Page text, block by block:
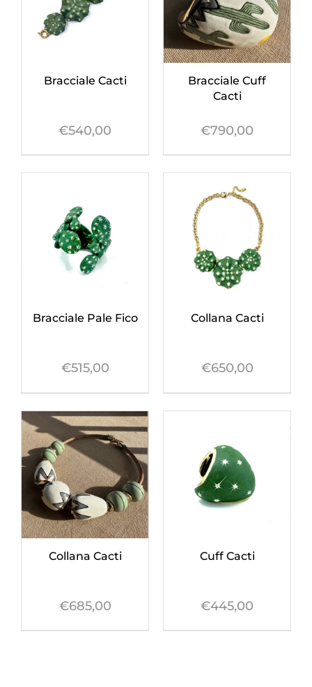
Home
Bracciale Cacti
€540,00
Bracciale Cuff
Cacti
€790,00
Bracciale Pale Fico
€515,00
Collana Cacti
€650,00
Collana Cacti
€685,00
Cuff Cacti
€445,00